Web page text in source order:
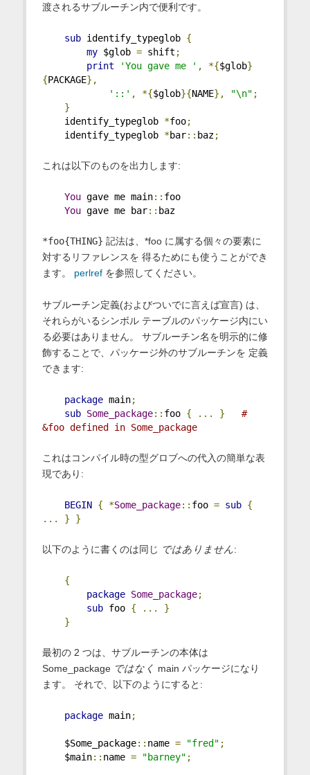
渡されるサブルーチン内で便利です。
sub identify_typeglob {
my $glob = shift ;
print
'You gave me ' , *{$glob}
{PACKAGE},
'::' , *{$glob}{NAME}, "\n" ;
}
identify_typeglob *foo;
identify_typeglob *bar:: baz;
これは以下のものを出力します:
You gave me main:: foo
You gave me bar:: baz
*foo{THING} 記法は、*foo に属する個々の要素に
対するリファレンスを 得るためにも使うことができ
ます。 perlrefを参照してください。
サブルーチン定義(およびついでに言えば宣言) は、
それらがいるシンボル テーブルのパッケージ内にい
る必要はありません。 サブルーチン名を明示的に修
飾することで、パッケージ外のサブルーチンを 定義
できます:
package main;
sub Some_package:: foo { ... }
#
&foo defined in Some_package
これはコンパイル時の型グロブへの代入の簡単な表
現であり:
BEGIN { *Some_package:: foo = sub {
...
} }
以下のように書くのは同じ ではありません:
{
package Some_package;
sub foo { ...
}
}
最初の 2 つは、サブルーチンの本体は
Some_package ではなく main パッケージになり
ます。 それで、以下のようにすると:
package main;
$Some_package:: name = "fred" ;
$main:: name = "barney" ;